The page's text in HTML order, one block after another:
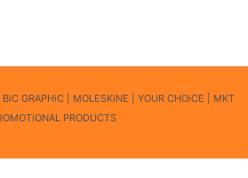
GRAPHiC | MOLESKiNE | YOUR CHOiCE | MKT
PRODUCTS